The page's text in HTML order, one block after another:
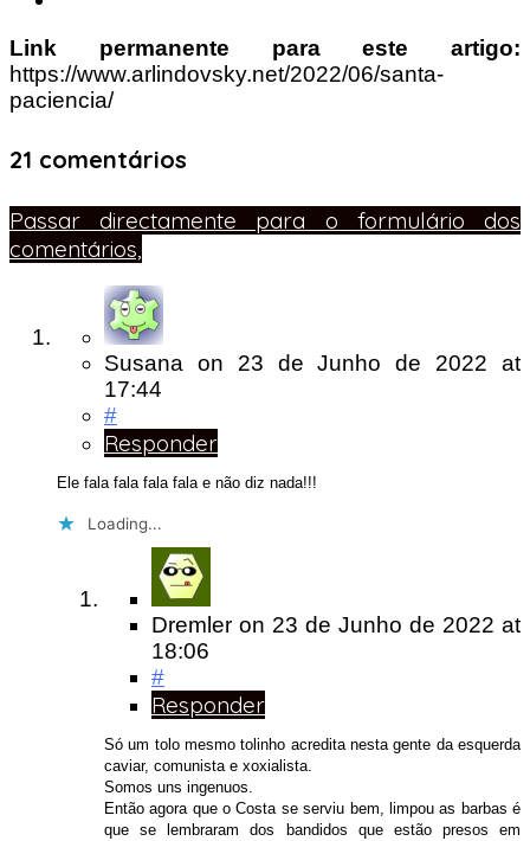
Link permanente para este artigo:
https://www.arlindovsky.net/2022/06/santa-
paciencia/
21 comentários
Passar directamente para o formulário dos
comentários,
Susana on 23 de Junho de 2022at
17:44
#
Responder
Ele fala fala fala fala e não diz nada!!!
Loading...
Dremler on 23 de Junho de 2022 at
18:06
#
Responder
Só um tolo mesmo tolinho acredita nesta gente da esquerda
caviar, comunista e xoxialista.
Somos uns ingenuos.
Então agora que o Costa se serviu bem, limpou as barbas é
que se lembraram dos bandidos que estão presos em